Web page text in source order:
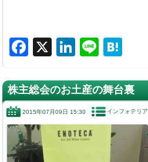
F
c
e
b
o
X
Li
k
e
dI
n
Li
e
e
n
a
株主総会のお土産の舞台裏
2015年07月09日 15:30 インフォテリア